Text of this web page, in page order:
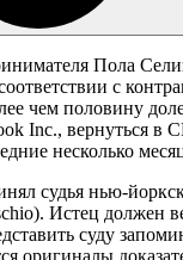
Пола
с
чем половину
Inc., вернуться
несколько
судья нью-
Истец должен
суду
оригиналы